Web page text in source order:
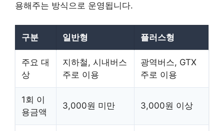
용해주는 방식으로 운영됩니다.
구분 일반형 플러스형
주요 대
상
지하철, 시내버스
주로 이용
광역버스, GTX
주로 이용
1회 이
용금액
3,000원 미만 3,000원 이상